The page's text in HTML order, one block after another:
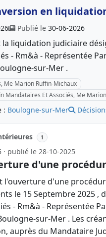
en
Publié le 30-06-2026
liquidation judiciaire
- Rm&à - Représentée
sur-Mer .
Me Marion Ruffin-Michaux
Mandataires Et Associés, Me
: Boulogne-sur-Mer
1
· publié le 28-10-2025
d'une
l'ouverture d'une
le 15 Septembre 2025
- Rm&à - Représentée
sur-Mer . Les
auprès du Mandataire